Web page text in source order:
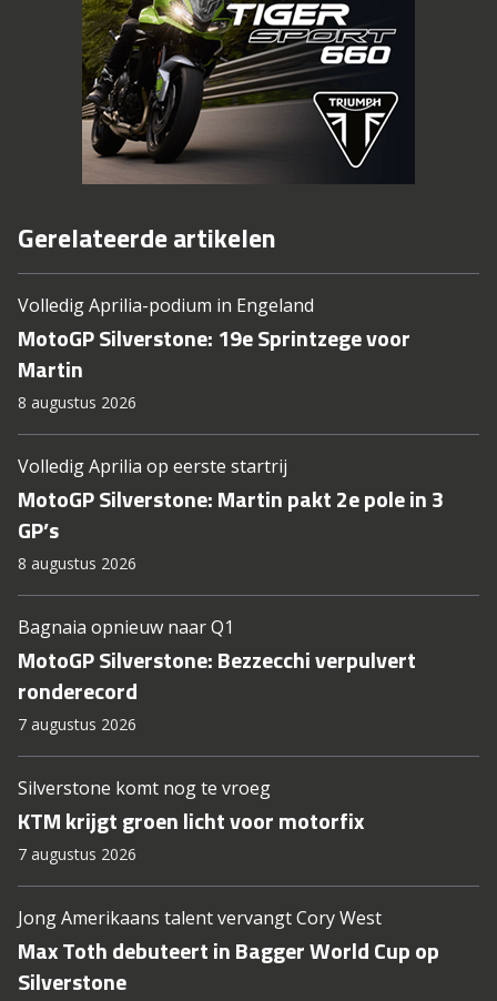
Gerelateerde artikelen
Volledig Aprilia-podium in Engeland
MotoGP Silverstone: 19e Sprintzege voor
Martin
8 augustus 2026
Volledig Aprilia op eerste startrij
MotoGP Silverstone: Martin pakt 2e pole in 3
GP’s
8 augustus 2026
Bagnaia opnieuw naar Q1
MotoGP Silverstone: Bezzecchi verpulvert
ronderecord
7 augustus 2026
Silverstone komt nog te vroeg
KTM krijgt groen licht voor motorfix
7 augustus 2026
Jong Amerikaans talent vervangt Cory West
Max Toth debuteert in Bagger World Cup op
Silverstone